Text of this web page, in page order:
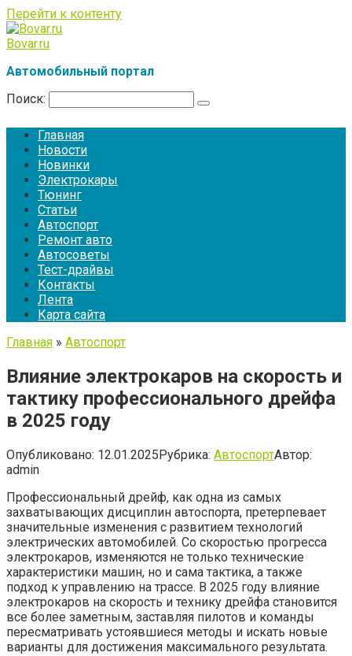
Перейти к контенту
Bovar.ru
Автомобильный портал
Поиск:
Главная
Новости
Новинки
Электрокары
Тюнинг
Статьи
Автоспорт
Ремонт авто
Автосоветы
Тест-драйвы
Контакты
Лента
Карта сайта
Главная » Автоспорт
Влияние электрокаров на скорость и
тактику профессионального дрейфа
в 2025 году
Опубликовано: 12.01.2025Рубрика: АвтоспортАвтор:
admin
Профессиональный дрейф, как одна из самых
захватывающих дисциплин автоспорта, претерпевает
значительные изменения с развитием технологий
электрических автомобилей. Со скоростью прогресса
электрокаров, изменяются не только технические
характеристики машин, но и сама тактика, а также
подход к управлению на трассе. В 2025 году влияние
электрокаров на скорость и технику дрейфа становится
все более заметным, заставляя пилотов и команды
пересматривать устоявшиеся методы и искать новые
варианты для достижения максимального результата.